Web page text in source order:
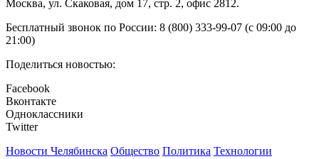
Москва, ул. Скаковая, дом 17, стр. 2, офис 2812.
Бесплатный звонок по России: 8 (800) 333-99-07 (с 09:00 до
21:00)
Поделиться новостью:
Facebook
Вконтакте
Одноклассники
Twitter
Новости Челябинска Общество Политика Технологии